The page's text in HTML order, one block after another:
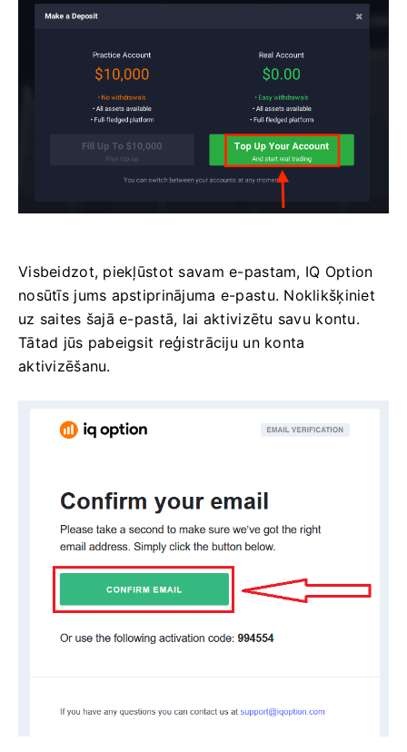
Visbeidzot, piekļūstot savam e-pastam, IQ Option
nosūtīs jums apstiprinājuma e-pastu. Noklikšķiniet
uz saites šajā e-pastā, lai aktivizētu savu kontu.
Tātad jūs pabeigsit reģistrāciju un konta
aktivizēšanu.